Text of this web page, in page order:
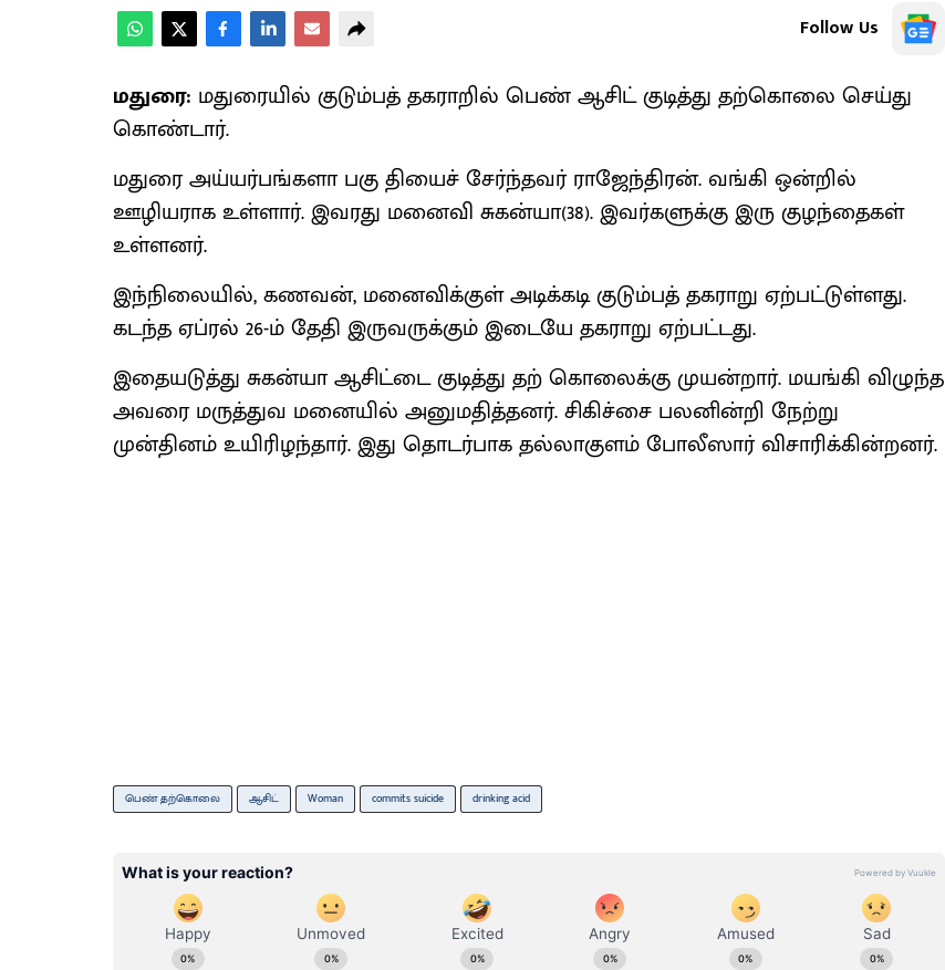
Follow Us
மதுரை: மதுரையில் குடும்பத் தகராறில் பெண் ஆசிட் குடித்து தற்கொலை செய்து
கொண்டார்.
மதுரை அய்யர்பங்களா பகு தியைச் சேர்ந்தவர் ராஜேந்திரன். வங்கி ஒன்றில்
ஊழியராக உள்ளார். இவரது மனைவி சுகன்யா(38). இவர்களுக்கு இரு குழந்தைகள்
உள்ளனர்.
இந்நிலையில், கணவன், மனைவிக்குள் அடிக்கடி குடும்பத் தகராறு ஏற்பட்டுள்ளது.
கடந்த ஏப்ரல் 26-ம் தேதி இருவருக்கும் இடையே தகராறு ஏற்பட்டது.
இதையடுத்து சுகன்யா ஆசிட்டை குடித்து தற் கொலைக்கு முயன்றார். மயங்கி விழுந்த
அவரை மருத்துவ மனையில் அனுமதித்தனர். சிகிச்சை பலனின்றி நேற்று
முன்தினம் உயிரிழந்தார். இது தொடர்பாக தல்லாகுளம் போலீஸார் விசாரிக்கின்றனர்.
பெண் தற்கொலை ஆசிட் Woman commits suicide drinking acid